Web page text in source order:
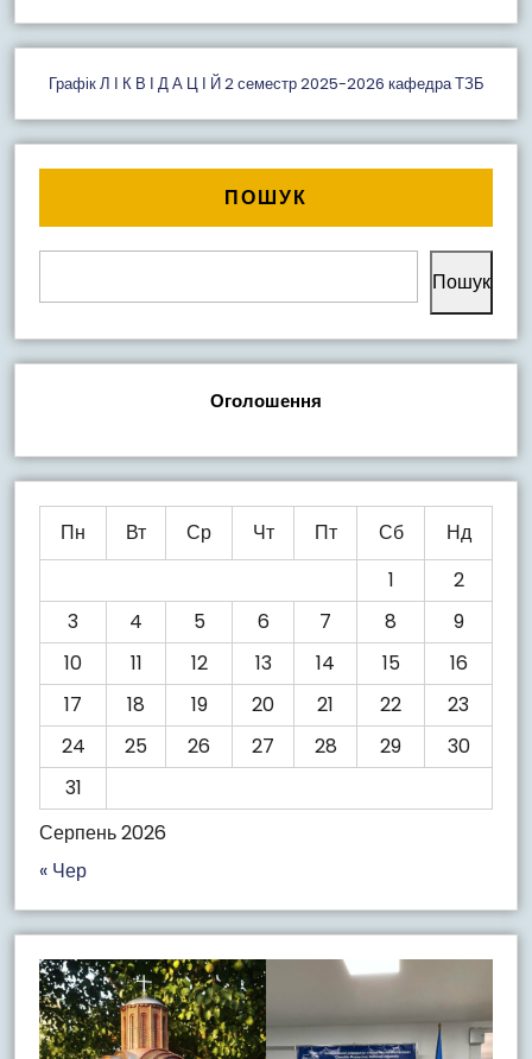
Графік Л І К В І Д А Ц І Й 2 семестр 2025-2026 кафедра ТЗБ
ПОШУК
Пошук
Оголошення
Серпень 2026
Пн Вт Ср Чт Пт Сб
Нд
1
2
3
4 5 6 7 8
9
10
11 12 13 14 15
16
17
18 19 20 21 22
23
24
25 26 27 28 29
30
31
« Чер